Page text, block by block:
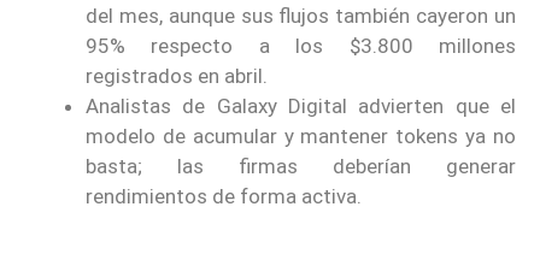
del mes, aunque sus flujos también cayeron un
95% respecto a los $3.800 millones
registrados en abril.
Analistas de Galaxy Digital advierten que el
modelo de acumular y mantener tokens ya no
basta; las firmas deberían generar
rendimientos de forma activa.